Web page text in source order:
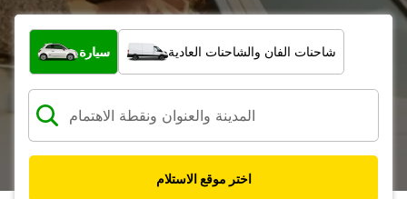
ما نوع المركبة؟
سيارة شاحنات الفان والشاحنات العادية
اختر موقع الاستلام